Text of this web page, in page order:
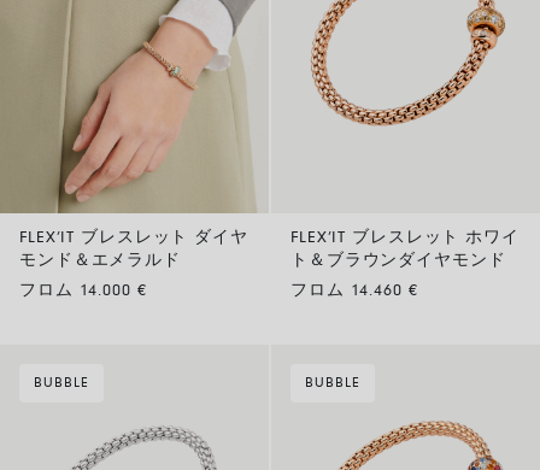
FLEX’IT ブレスレット ダイヤ
モンド＆エメラルド
フロム 14.000 €
FLEX’IT ブレスレット ホワイ
ト＆ブラウンダイヤモンド
フロム 14.460 €
BUBBLE BUBBLE